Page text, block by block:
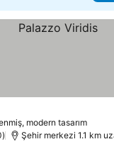
modern tasarım
Şehir merkezi 1.1 km